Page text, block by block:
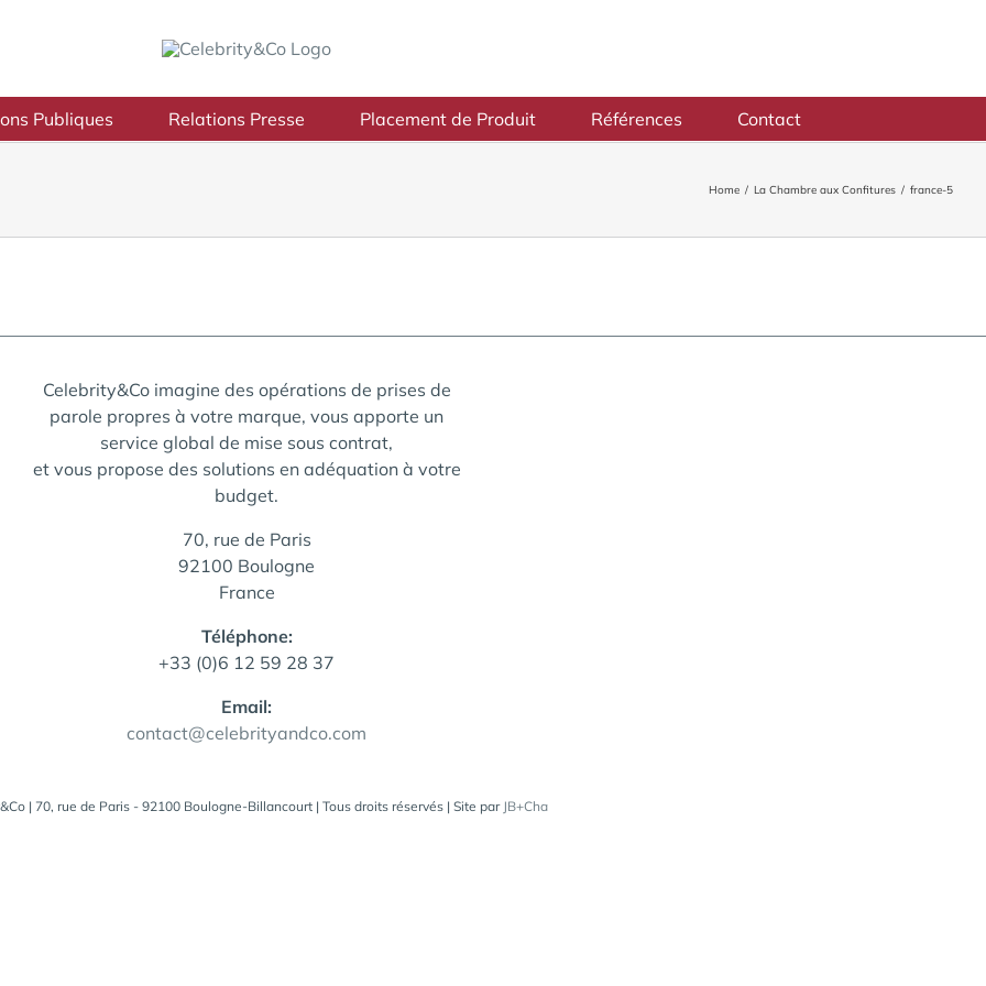
Publiques Relations Presse Placement de Produit Références Contact
Home / La Chambre aux Confitures / france-5
Celebrity&Co imagine des opérations de prises de
parole propres à votre marque, vous apporte un
service global de mise sous contrat,
et vous propose des solutions en adéquation à votre
budget.
70, rue de Paris
92100 Boulogne
France
Téléphone:
+33 (0)6 12 59 28 37
Email:
contact@celebrityandco.com
| 70, rue de Paris - 92100 Boulogne-Billancourt | Tous droits réservés | Site par JB+Cha